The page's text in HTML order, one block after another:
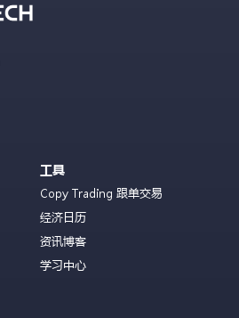
工具
Copy Trading 跟单交易
经济日历
资讯博客
学习中心